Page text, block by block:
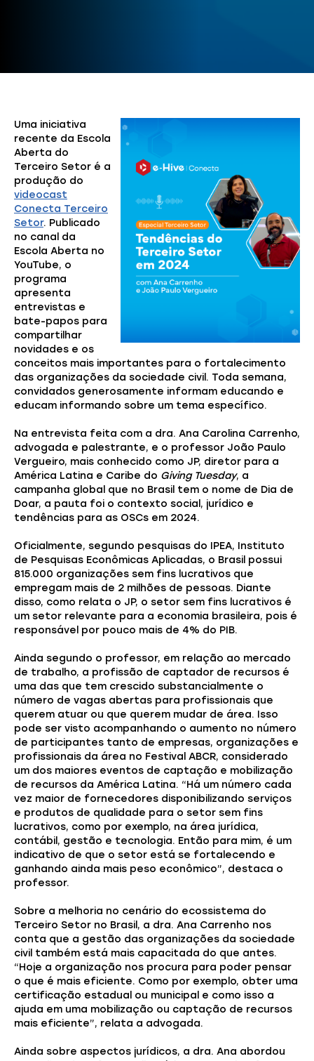
Uma iniciativa
recente da Escola
Aberta do
Terceiro Setor é a
produção do
videocast
Conecta Terceiro
Setor. Publicado
no canal da
Escola Aberta no
YouTube, o
programa
apresenta
entrevistas e
bate-papos para
compartilhar
novidades e os
conceitos mais importantes para o fortalecimento
das organizações da sociedade civil. Toda semana,
convidados generosamente informam educando e
educam informando sobre um tema específico.
Na entrevista feita com a dra. Ana Carolina Carrenho,
advogada e palestrante, e o professor João Paulo
Vergueiro, mais conhecido como JP, diretor para a
América Latina e Caribe do Giving Tuesday, a
campanha global que no Brasil tem o nome de Dia de
Doar, a pauta foi o contexto social, jurídico e
tendências para as OSCs em 2024.
Oficialmente, segundo pesquisas do IPEA, Instituto
de Pesquisas Econômicas Aplicadas, o Brasil possui
815.000 organizações sem fins lucrativos que
empregam mais de 2 milhões de pessoas. Diante
disso, como relata o JP, o setor sem fins lucrativos é
um setor relevante para a economia brasileira, pois é
responsável por pouco mais de 4% do PIB.
Ainda segundo o professor, em relação ao mercado
de trabalho, a profissão de captador de recursos é
uma das que tem crescido substancialmente o
número de vagas abertas para profissionais que
querem atuar ou que querem mudar de área. Isso
pode ser visto acompanhando o aumento no número
de participantes tanto de empresas, organizações e
profissionais da área no Festival ABCR, considerado
um dos maiores eventos de captação e mobilização
de recursos da América Latina. “Há um número cada
vez maior de fornecedores disponibilizando serviços
e produtos de qualidade para o setor sem fins
lucrativos, como por exemplo, na área jurídica,
contábil, gestão e tecnologia. Então para mim, é um
indicativo de que o setor está se fortalecendo e
ganhando ainda mais peso econômico”, destaca o
professor.
Sobre a melhoria no cenário do ecossistema do
Terceiro Setor no Brasil, a dra. Ana Carrenho nos
conta que a gestão das organizações da sociedade
civil também está mais capacitada do que antes.
“Hoje a organização nos procura para poder pensar
o que é mais eficiente. Como por exemplo, obter uma
certificação estadual ou municipal e como isso a
ajuda em uma mobilização ou captação de recursos
mais eficiente”, relata a advogada.
Ainda sobre aspectos jurídicos, a dra. Ana abordou